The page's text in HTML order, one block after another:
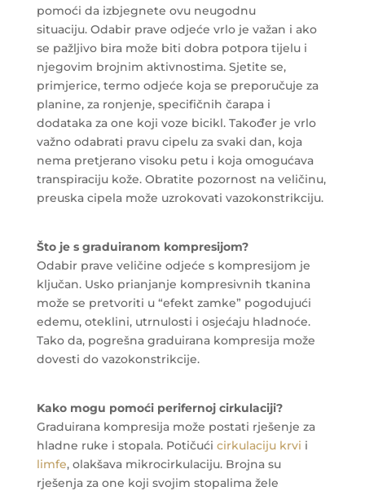
pomoći da izbjegnete ovu neugodnu
situaciju. Odabir prave odjeće vrlo je važan i ako
se pažljivo bira može biti dobra potpora tijelu i
njegovim brojnim aktivnostima. Sjetite se,
primjerice, termo odjeće koja se preporučuje za
planine, za ronjenje, specifičnih čarapa i
dodataka za one koji voze bicikl. Također je vrlo
važno odabrati pravu cipelu za svaki dan, koja
nema pretjerano visoku petu i koja omogućava
transpiraciju kože. Obratite pozornost na veličinu,
preuska cipela može uzrokovati vazokonstrikciju.
Što je s graduiranom kompresijom?
Odabir prave veličine odjeće s kompresijom je
ključan. Usko prianjanje kompresivnih tkanina
može se pretvoriti u “efekt zamke” pogodujući
edemu, oteklini, utrnulosti i osjećaju hladnoće.
Tako da, pogrešna graduirana kompresija može
dovesti do vazokonstrikcije.
Kako mogu pomoći perifernoj cirkulaciji?
Graduirana kompresija može postati rješenje za
hladne ruke i stopala. Potičući cirkulaciju krvi i
limfe, olakšava mikrocirkulaciju. Brojna su
rješenja za one koji svojim stopalima žele